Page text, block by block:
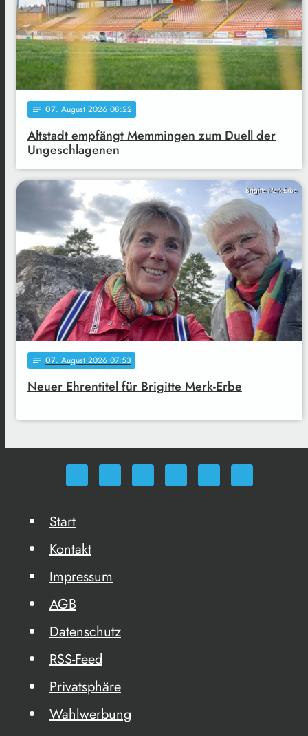
notes 07. August 2026 08:22
Altstadt empfängt Memmingen zum Duell der
Ungeschlagenen
Brigitte Merk-Erbe
notes 07. August 2026 07:53
Neuer Ehrentitel für Brigitte Merk-Erbe
Start
Kontakt
Impressum
AGB
Datenschutz
RSS-Feed
Privatsphäre
Wahlwerbung